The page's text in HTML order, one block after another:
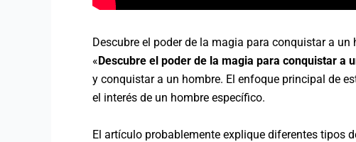
Descubre el poder de la magia para conquistar a un
« Descubre el poder de la magia para conquistar a
y conquistar a un hombre. El enfoque principal de
el interés de un hombre específico.
El artículo probablemente explique diferentes tipos